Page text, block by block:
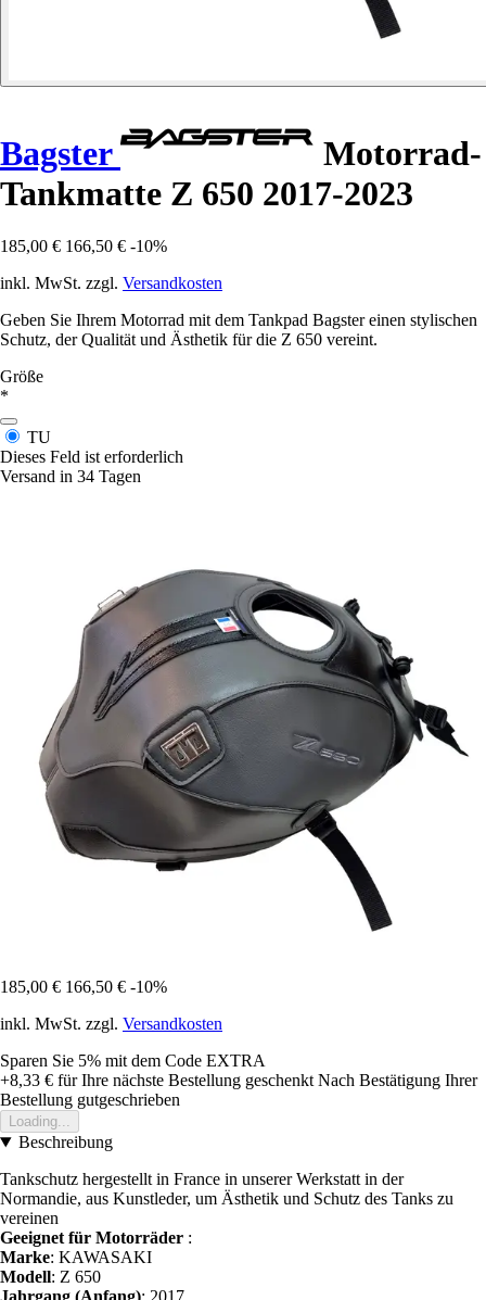
Bagster
Motorrad-
Tankmatte Z 650 2017-2023
185,00 € 166,50 € -10%
inkl. MwSt. zzgl. Versandkosten
Geben Sie Ihrem Motorrad mit dem Tankpad Bagster einen stylischen
Schutz, der Qualität und Ästhetik für die Z 650 vereint.
Größe
*
TU
Dieses Feld ist erforderlich
Versand in 34 Tagen
185,00 € 166,50 € -10%
inkl. MwSt. zzgl. Versandkosten
Sparen Sie 5% mit dem Code EXTRA
+8,33 € für Ihre nächste Bestellung geschenkt Nach Bestätigung Ihrer
Bestellung gutgeschrieben
Loading...
Beschreibung
Tankschutz hergestellt in France in unserer Werkstatt in der
Normandie, aus Kunstleder, um Ästhetik und Schutz des Tanks zu
vereinen
Geeignet für Motorräder :
Marke: KAWASAKI
Modell: Z 650